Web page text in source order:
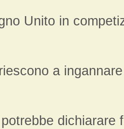
Unito in
a
dichiarare